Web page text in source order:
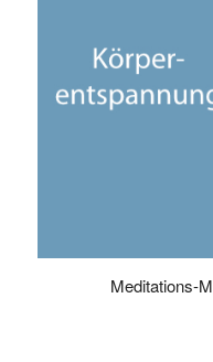
Meditations-